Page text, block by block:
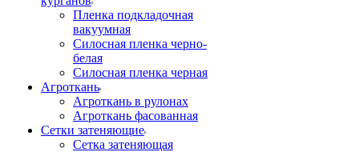
Пленка подкладочная
вакуумная
Силосная пленка черно-
белая
Силосная пленка черная
Агроткань
Агроткань в рулонах
Агроткань фасованная
Сетки затеняющие
Сетка затеняющая